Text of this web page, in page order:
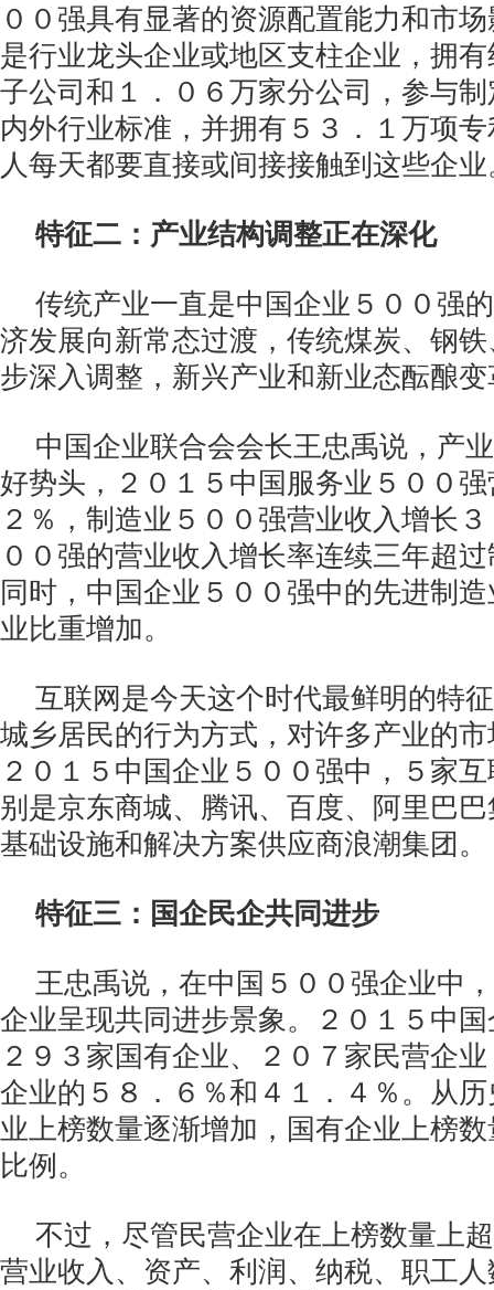
００强具有显著的资源配置能力和市
是行业龙头企业或地区支柱企业，拥
子公司和１．０６万家分公司，参与
内外行业标准，并拥有５３．１万项
人每天都要直接或间接接触到这些企业
特征二：产业结构调整正在深化
传统产业一直是中国企业５００强
济发展向新常态过渡，传统煤炭、钢
步深入调整，新兴产业和新业态酝酿
中国企业联合会会长王忠禹说，产
好势头，２０１５中国服务业５００
２％，制造业５００强营业收入增长
００强的营业收入增长率连续三年超
同时，中国企业５００强中的先进制
业比重增加。
互联网是今天这个时代最鲜明的特
城乡居民的行为方式，对许多产业的
２０１５中国企业５００强中，５家
别是京东商城、腾讯、百度、阿里巴
基础设施和解决方案供应商浪潮集团。
特征三：国企民企共同进步
王忠禹说，在中国５００强企业中
企业呈现共同进步景象。２０１５中
２９３家国有企业、２０７家民营企
企业的５８．６％和４１．４％。从
业上榜数量逐渐增加，国有企业上榜
比例。
不过，尽管民营企业在上榜数量上
营业收入、资产、利润、纳税、职工